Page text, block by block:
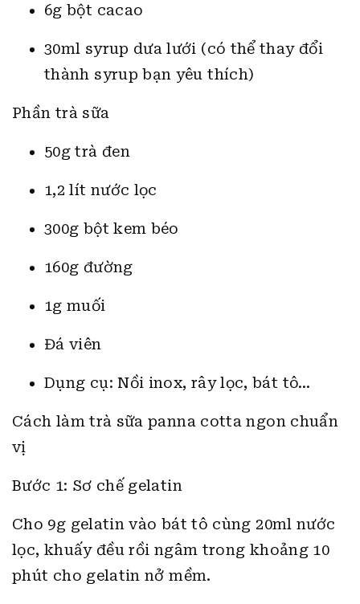
6g bột cacao
30ml syrup dưa lưới (có thể thay đổi
thành syrup bạn yêu thích)
Phần trà sữa
50g trà đen
1,2 lít nước lọc
300g bột kem béo
160g đường
1g muối
Đá viên
Dụng cụ: Nồi inox, rây lọc, bát tô…
Cách làm trà sữa panna cotta ngon chuẩn
vị
Bước 1: Sơ chế gelatin
Cho 9g gelatin vào bát tô cùng 20ml nước
lọc, khuấy đều rồi ngâm trong khoảng 10
phút cho gelatin nở mềm.